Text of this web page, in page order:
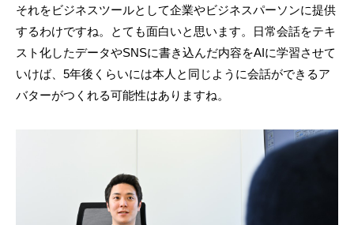
それをビジネスツールとして企業やビジネスパーソンに提供
するわけですね。とても面白いと思います。日常会話をテキ
スト化したデータやSNSに書き込んだ内容をAIに学習させて
いけば、5年後くらいには本人と同じように会話ができるア
バターがつくれる可能性はありますね。